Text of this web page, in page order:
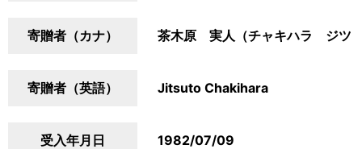
寄贈者（カナ） 茶木原 実人（チャキハラ ジツ
寄贈者（英語） Jitsuto Chakihara
受入年月日 1982/07/09